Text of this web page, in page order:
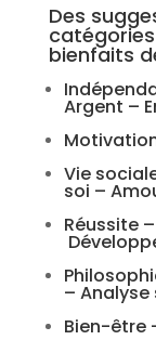
Des
bienfaits
Argent –
Vie
soi –
Réussite
–
Bien-être